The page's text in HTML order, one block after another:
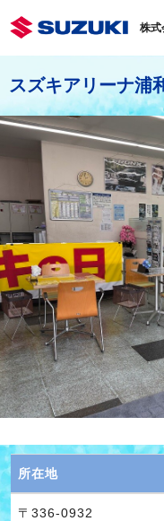
株式
スズキアリーナ浦
所在地
〒336-0932